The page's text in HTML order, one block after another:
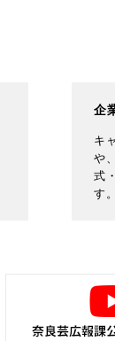
企
キ
や
式
す。